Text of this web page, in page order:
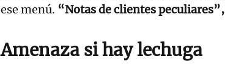
ese menú. “Notas de clientes peculiares”,
Amenaza si hay lechuga